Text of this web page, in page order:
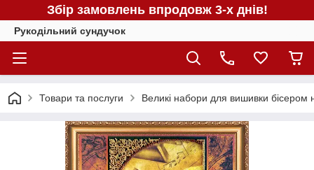
Збір замовлень впродовж 3-х днів!
Рукодільний сундучок
Товари та послуги Великі набори для вишивки бісером